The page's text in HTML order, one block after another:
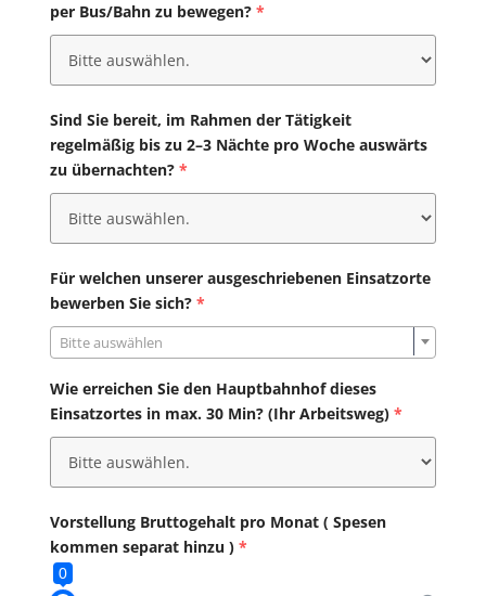
per Bus/Bahn zu bewegen? *
Sind Sie bereit, im Rahmen der Tätigkeit
regelmäßig bis zu 2–3 Nächte pro Woche auswärts
zu übernachten? *
Für welchen unserer ausgeschriebenen Einsatzorte
bewerben Sie sich? *
Bitte auswählen
Wie erreichen Sie den Hauptbahnhof dieses
Einsatzortes in max. 30 Min? (Ihr Arbeitsweg) *
Vorstellung Bruttogehalt pro Monat ( Spesen
kommen separat hinzu ) *
0